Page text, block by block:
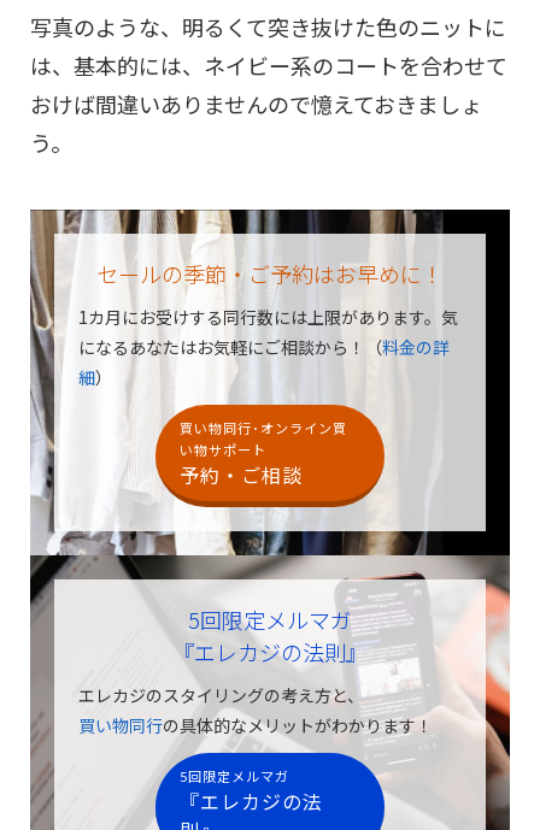
写真のような、明るくて突き抜けた色のニットに
は、基本的には、ネイビー系のコートを合わせて
おけば間違いありませんので憶えておきましょ
う。
セールの季節・ご予約はお早めに！
1カ月にお受けする同行数には上限があります。気
になるあなたはお気軽にご相談から！（料金の詳
細）
買い物同行･オンライン買
い物サポート
予約・ご相談
5回限定メルマガ
『エレカジの法則』
エレカジのスタイリングの考え方と、
買い物同行の具体的なメリットがわかります！
5回限定メルマガ
『エレカジの法